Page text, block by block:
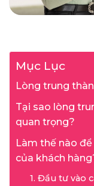
Mục Lục
Lòng trung
Tại sao lòng
quan trọng?
Làm thế nào
của khách
1. Đầu tư vào